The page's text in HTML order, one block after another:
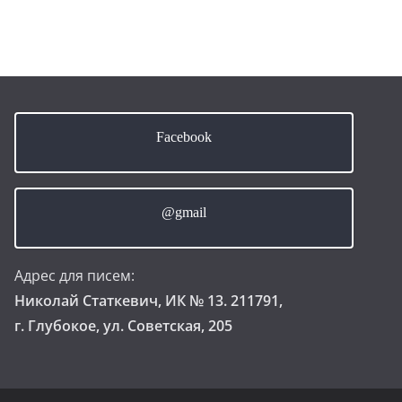
Facebook
@gmail
Адрес для писем:
Николай Статкевич, ИК № 13. 211791,
г. Глубокое, ул. Советская, 205